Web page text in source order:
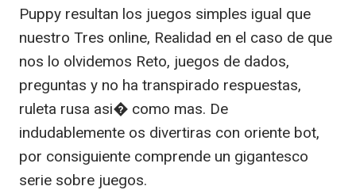
Puppy resultan los juegos simples igual que
nuestro Tres online, Realidad en el caso de que
nos lo olvidemos Reto, juegos de dados,
preguntas y no ha transpirado respuestas,
ruleta rusa asi� como mas. De
indudablemente os divertiras con oriente bot,
por consiguiente comprende un gigantesco
serie sobre juegos.